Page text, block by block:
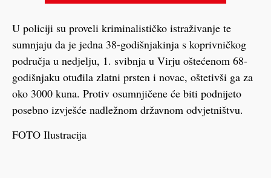
U policiji su proveli kriminalističko istraživanje te
sumnjaju da je jedna 38-godišnjakinja s koprivničkog
područja u nedjelju, 1. svibnja u Virju oštećenom 68-
godišnjaku otuđila zlatni prsten i novac, oštetivši ga za
oko 3000 kuna. Protiv osumnjičene će biti podnijeto
posebno izvješće nadležnom državnom odvjetništvu.
FOTO Ilustracija